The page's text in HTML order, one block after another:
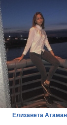
Елизавета